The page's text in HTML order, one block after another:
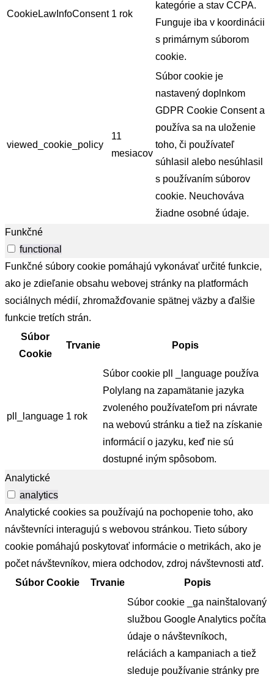
CookieLawInfoConsent 1 rok
kategórie a stav CCPA.
Funguje iba v koordinácii
s primárnym súborom
cookie.
viewed_cookie_policy
11
mesiacov
Súbor cookie je
nastavený doplnkom
GDPR Cookie Consent a
používa sa na uloženie
toho, či používateľ
súhlasil alebo nesúhlasil
s používaním súborov
cookie. Neuchováva
žiadne osobné údaje.
Funkčné
functional
Funkčné súbory cookie pomáhajú vykonávať určité funkcie,
ako je zdieľanie obsahu webovej stránky na platformách
sociálnych médií, zhromažďovanie spätnej väzby a ďalšie
funkcie tretích strán.
Súbor
Cookie
Trvanie Popis
pll_language 1 rok
Súbor cookie pll _language používa
Polylang na zapamätanie jazyka
zvoleného používateľom pri návrate
na webovú stránku a tiež na získanie
informácií o jazyku, keď nie sú
dostupné iným spôsobom.
Analytické
analytics
Analytické cookies sa používajú na pochopenie toho, ako
návštevníci interagujú s webovou stránkou. Tieto súbory
cookie pomáhajú poskytovať informácie o metrikách, ako je
počet návštevníkov, miera odchodov, zdroj návštevnosti atď.
Súbor Cookie
Trvanie Popis
Súbor cookie _ga nainštalovaný
službou Google Analytics počíta
údaje o návštevníkoch,
reláciách a kampaniach a tiež
sleduje používanie stránky pre